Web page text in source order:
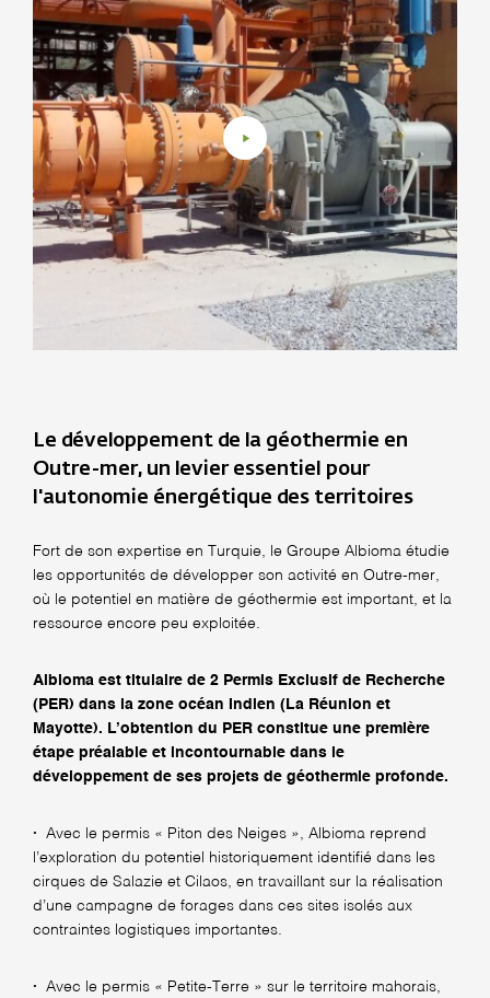
Le développement de la géothermie en
Outre-mer, un levier essentiel pour
l'autonomie énergétique des territoires
Fort de son expertise en Turquie, le Groupe Albioma étudie
les opportunités de développer son activité en Outre-mer,
où le potentiel en matière de géothermie est important, et la
ressource encore peu exploitée.
Albioma est titulaire de 2 Permis Exclusif de Recherche
(PER) dans la zone océan Indien (La Réunion et
Mayotte). L’obtention du PER constitue une première
étape préalable et incontournable dans le
développement de ses projets de géothermie profonde.
· Avec le permis « Piton des Neiges », Albioma reprend
l’exploration du potentiel historiquement identifié dans les
cirques de Salazie et Cilaos, en travaillant sur la réalisation
d’une campagne de forages dans ces sites isolés aux
contraintes logistiques importantes.
· Avec le permis « Petite-Terre » sur le territoire mahorais,